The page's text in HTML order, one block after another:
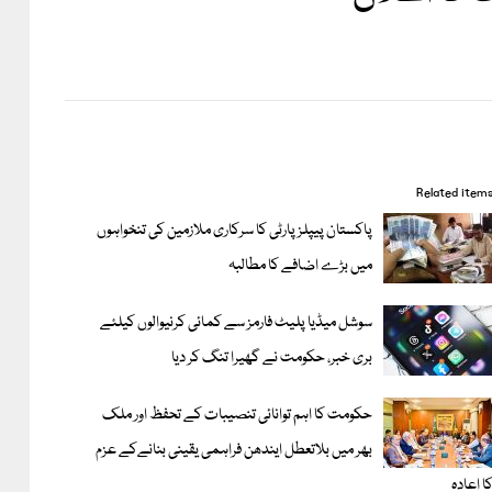
Related items
پاکستان پیپلز پارٹی کا سرکاری ملازمین کی تنخواہوں
میں بڑے اضافے کا مطالبہ
سوشل میڈیا پلیٹ فارمز سے کمائی کرنیوالوں کیلئے
بری خبر، حکومت نے گھیرا تنگ کر دیا
حکومت کا اہم توانائی تنصیبات کے تحفظ اور ملک
بھر میں بلاتعطل ایندھن فراہمی یقینی بنانےکے عزم
کا اعادہ